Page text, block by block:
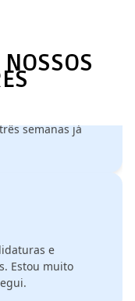
foi excepcional!
e
Estou muito